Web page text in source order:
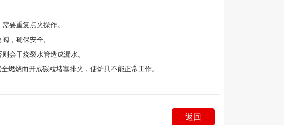
要重复点火操作。
，确保安全。
会干烧裂水管造成漏水。
全燃烧而开成碳粒堵塞排火，使炉具不能正常工作。
返回